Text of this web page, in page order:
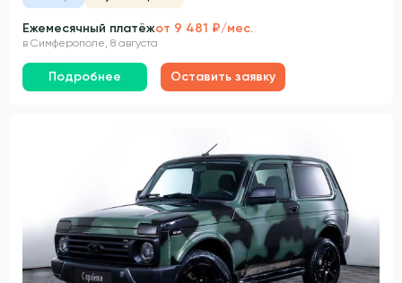
Ежемесячный платёжот 9 481 ₽/мес.
в Симферополе, 8 августа
Подробнее Оставить заявку